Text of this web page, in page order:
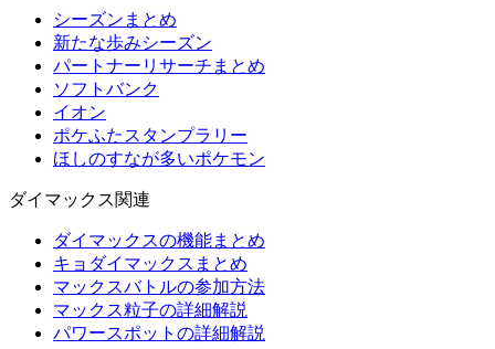
シーズンまとめ
新たな歩みシーズン
パートナーリサーチまとめ
ソフトバンク
イオン
ポケふたスタンプラリー
ほしのすなが多いポケモン
ダイマックス関連
ダイマックスの機能まとめ
キョダイマックスまとめ
マックスバトルの参加方法
マックス粒子の詳細解説
パワースポットの詳細解説